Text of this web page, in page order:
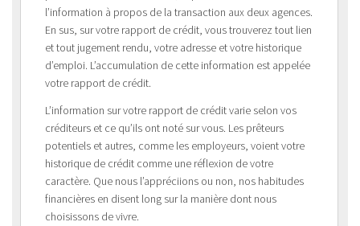
l’information à propos de la transaction aux deux agences.
En sus, sur votre rapport de crédit, vous trouverez tout lien
et tout jugement rendu, votre adresse et votre historique
d’emploi. L’accumulation de cette information est appelée
votre rapport de crédit.
L’information sur votre rapport de crédit varie selon vos
créditeurs et ce qu’ils ont noté sur vous. Les prêteurs
potentiels et autres, comme les employeurs, voient votre
historique de crédit comme une réflexion de votre
caractère. Que nous l’appréciions ou non, nos habitudes
financières en disent long sur la manière dont nous
choisissons de vivre.